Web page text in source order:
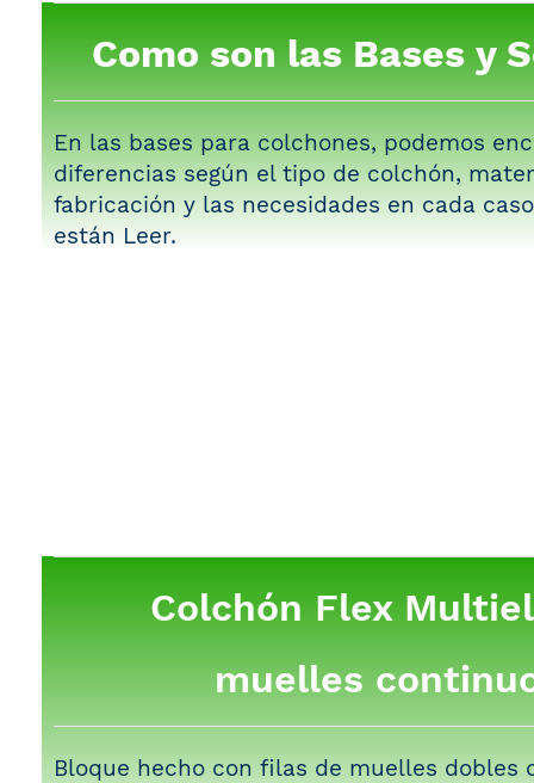
Como son las Bases y
En las bases para colchones, podemos
diferencias según el tipo de colchón,
fabricación y las necesidades en cada
están Leer.
Colchón Flex
muelles
Bloque hecho con filas de muelles dobles